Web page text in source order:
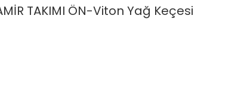
TAKIMI ÖN-Viton Yağ Keçesi